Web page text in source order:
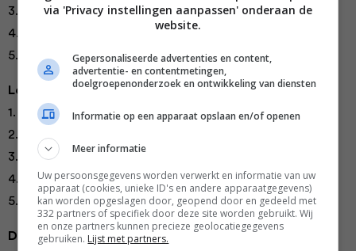
3.
Gepocheerde eitjes tapas-stijl
4.
5.
Wilde zalm met een venkelkorstje
Lekkere lunch
1.
Knapperige eieren uit de wok
2.
3. Gegrilde asperges met pecorino
4.
3 soorten minifrittata’s
5.
Knapperige tuinsalade met biet
Delicieus diner
via 'Privacy instellingen aanpassen' onderaan de
website.
Gepersonaliseerde advertenties en content,
advertentie- en contentmetingen,
doelgroepenonderzoek en ontwikkeling van diensten
Informatie op een apparaat opslaan en/of openen
Meer informatie
Uw persoonsgegevens worden verwerkt en informatie van uw
apparaat (cookies, unieke ID's en andere apparaatgegevens)
kan worden opgeslagen door, geopend door en gedeeld met
332 partners of specifiek door deze site worden gebruikt. Wij
en onze partners kunnen precieze geolocatiegegevens
gebruiken. Lijst met partners.